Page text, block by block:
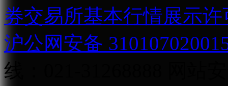
券交易所基本行情展示许
沪公网安备
线：021-31268888